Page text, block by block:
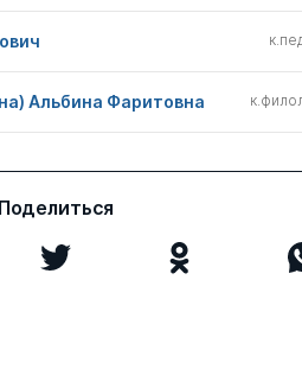
Альбина Фаритовна
Поделиться